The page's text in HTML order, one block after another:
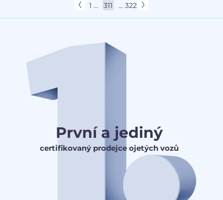
1 ... 311 ... 322
První a jediný
certifikovaný prodejce ojetých vozů